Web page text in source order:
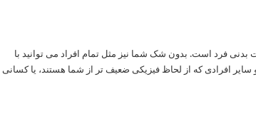
بدنی فرد است. بدون شک شما نیز مثل تمام افراد می توانید با
افرادی که از لحاظ فیزیکی ضعیف تر از شما هستند، یا کسانی